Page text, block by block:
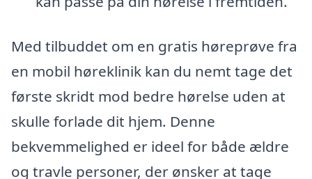
Med tilbuddet om en gratis høreprøve fra
en mobil høreklinik kan du nemt tage det
første skridt mod bedre hørelse uden at
skulle forlade dit hjem. Denne
bekvemmelighed er ideel for både ældre
og travle personer, der ønsker at tage